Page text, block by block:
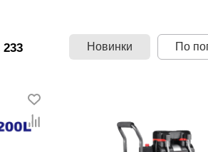
оптом и в розницу,
позволяющие покупателям
233 Новинки По